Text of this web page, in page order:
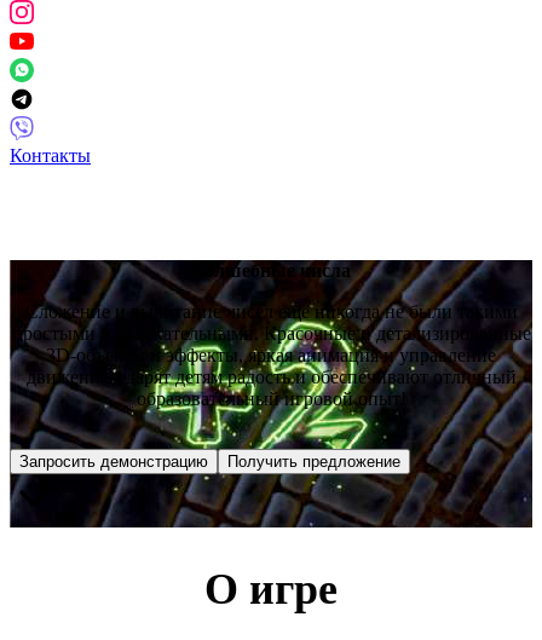
Контакты
Волшебные числа
Сложение и вычитание чисел ещё никогда не были такими
простыми и увлекательными. Красочные и детализированные
3D-объекты и эффекты, яркая анимация и управление
движением дарят детям радость и обеспечивают отличный
образовательный игровой опыт!
Запросить демонстрацию Получить предложение
О игре